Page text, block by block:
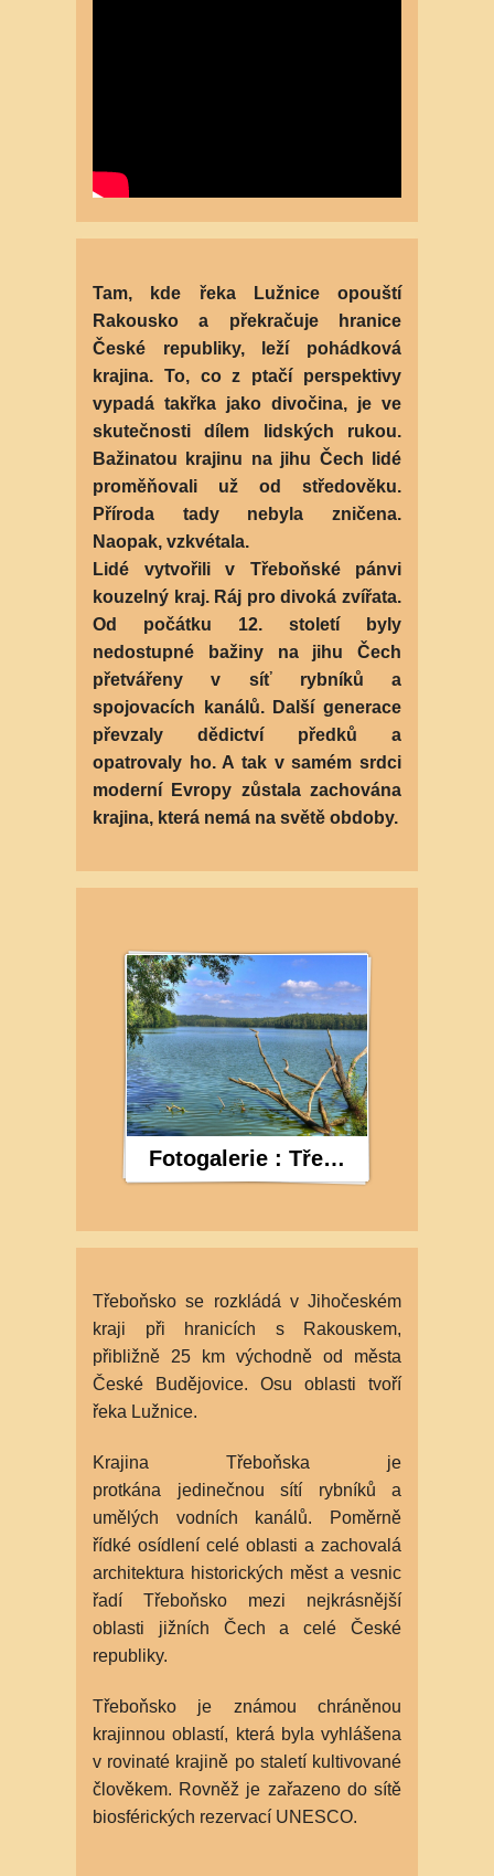
Tam, kde řeka Lužnice opouští
Rakousko a překračuje hranice
České republiky, leží pohádková
krajina. To, co z ptačí perspektivy
vypadá takřka jako divočina, je ve
skutečnosti dílem lidských rukou.
Bažinatou krajinu na jihu Čech lidé
proměňovali už od středověku.
Příroda tady nebyla zničena.
Naopak, vzkvétala.
Lidé vytvořili v Třeboňské pánvi
kouzelný kraj. Ráj pro divoká zvířata.
Od počátku 12. století byly
nedostupné bažiny na jihu Čech
přetvářeny v síť rybníků a
spojovacích kanálů. Další generace
převzaly dědictví předků a
opatrovaly ho. A tak v samém srdci
moderní Evropy zůstala zachována
krajina, která nemá na světě obdoby.
Fotogalerie : Třeboňsko
Třeboňsko se rozkládá v Jihočeském
kraji při hranicích s Rakouskem,
přibližně 25 km východně od města
České Budějovice. Osu oblasti tvoří
řeka Lužnice.
Krajina Třeboňska je
protkána jedinečnou sítí rybníků a
umělých vodních kanálů. Poměrně
řídké osídlení celé oblasti a zachovalá
architektura historických měst a vesnic
řadí Třeboňsko mezi nejkrásnější
oblasti jižních Čech a celé České
republiky.
Třeboňsko je známou chráněnou
krajinnou oblastí, která byla vyhlášena
v rovinaté krajině po staletí kultivované
člověkem. Rovněž je zařazeno do sítě
biosférických rezervací UNESCO.